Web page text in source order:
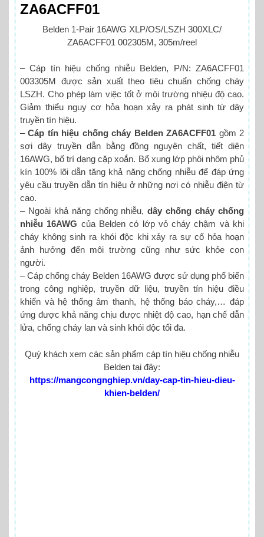
ZA6ACFF01
Belden 1-Pair 16AWG XLP/OS/LSZH 300XLC/
ZA6ACFF01 002305M, 305m/reel
– Cáp tín hiệu chống nhiễu Belden, P/N: ZA6ACFF01
003305M được sản xuất theo tiêu chuẩn chống cháy
LSZH. Cho phép làm việc tốt ở môi trường nhiệu độ cao.
Giảm thiểu nguy cơ hỏa hoạn xảy ra phát sinh từ dây
truyền tín hiệu.
–Cáp tín hiệu chống cháy Belden ZA6ACFF01 gồm 2
sợi dây truyền dẫn bằng đồng nguyên chất, tiết diện
16AWG, bố trí dạng cặp xoắn. Bổ xung lớp phôi nhôm phủ
kín 100% lõi dẫn tăng khả năng chống nhiễu để đáp ứng
yêu cầu truyền dẫn tín hiệu ở những nơi có nhiễu điện từ
cao.
– Ngoài khả năng chống nhiễu,dây chống cháy chống
nhiễu 16AWG của Belden có lớp vỏ cháy chậm và khi
cháy không sinh ra khói độc khi xảy ra sự cố hỏa hoạn
ảnh hưởng đến môi trường cũng như sức khỏe con
người.
– Cáp chống cháy Belden 16AWG được sử dụng phổ biến
trong công nghiệp, truyền dữ liệu, truyền tín hiệu điều
khiển và hệ thống âm thanh, hệ thống báo cháy,… đáp
ứng được khả năng chịu được nhiệt độ cao, hạn chế dẫn
lửa, chống cháy lan và sinh khói độc tối đa.
Quý khách xem các sản phẩm cáp tín hiệu chống nhiễu
Belden tại đây:
https://mangcongnghiep.vn/day-cap-tin-hieu-dieu-
khien-belden/